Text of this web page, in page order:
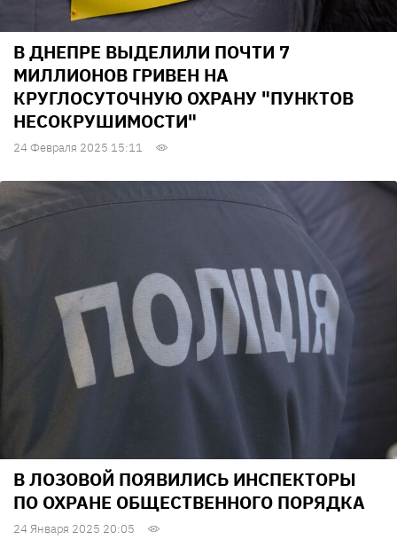
В ДНЕПРЕ ВЫДЕЛИЛИ ПОЧТИ 7
МИЛЛИОНОВ ГРИВЕН НА
КРУГЛОСУТОЧНУЮ ОХРАНУ "ПУНКТОВ
НЕСОКРУШИМОСТИ"
24 Февраля 2025 15:11
В ЛОЗОВОЙ ПОЯВИЛИСЬ ИНСПЕКТОРЫ
ПО ОХРАНЕ ОБЩЕСТВЕННОГО ПОРЯДКА
24 Января 2025 20:05